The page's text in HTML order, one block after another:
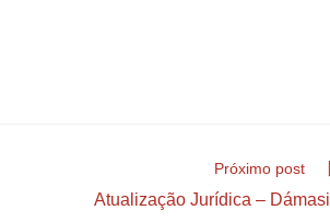
Próximo post
Atualização Jurídica –